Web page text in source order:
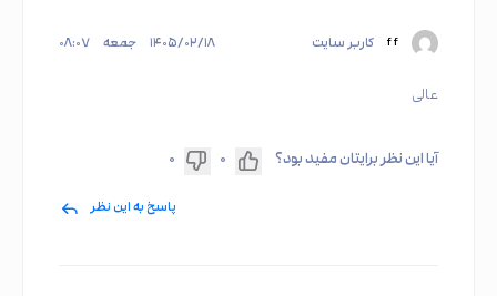
f f کاربر سایت ۱۴۰۵/۰۲/۱۸ جمعه ۰۸:۰۷
عالی
آیا این نظر برایتان مفید بود؟ ۰ ۰
پاسخ به این نظر